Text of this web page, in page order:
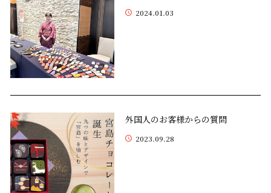
2024.01.03
外国人のお客様からの質問
2023.09.28